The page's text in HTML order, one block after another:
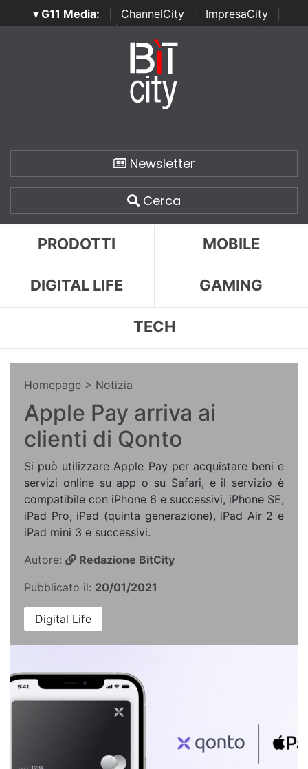
▾ G11 Media: ChannelCity ImpresaCity
SecurityOpenLab | Italian Channel Awards | Italian
Italian Security Awards
Newsletter
Cerca
PRODOTTI MOBILE
DIGITAL LIFE GAMING
TECH
Homepage > Notizia
Apple Pay arriva ai
clienti di Qonto
Si può utilizzare Apple Pay per acquistare beni e
servizi online su app o su Safari, e il servizio è
compatibile con iPhone 6 e successivi, iPhone SE,
iPad Pro, iPad (quinta generazione), iPad Air 2 e
iPad mini 3 e successivi.
Autore:
Redazione BitCity
Pubblicato il: 20/01/2021
Digital Life